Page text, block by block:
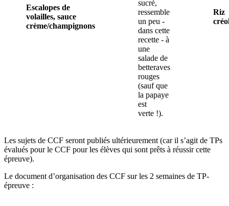
Escalopes de
volailles, sauce
crème/champignons
sucré,
ressemble
un peu -
dans cette
recette - à
une
salade de
betteraves
rouges
(sauf que
la papaye
est
verte !).
Riz
Les sujets de CCF seront publiés ultérieurement (car il s’agit de TPs
évalués pour le CCF pour les élèves qui sont prêts à réussir cette
épreuve).
Le document d’organisation des CCF sur les 2 semaines de TP-
épreuve :